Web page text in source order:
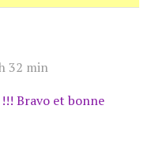
32 min
Bravo et bonne